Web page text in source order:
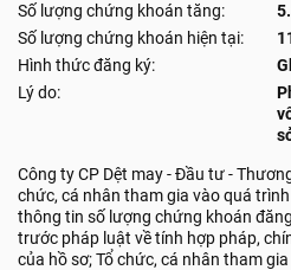
Số lượng chứng khoán tăng:
Số lượng chứng khoán hiện tại:
Hình thức đăng ký:
Lý do:
Công ty CP Dệt may - Đầu tư -
chức, cá nhân tham gia vào quá
thông tin số lượng chứng khoán
trước pháp luật về tính hợp pháp,
của hồ sơ; Tổ chức, cá nhân tham